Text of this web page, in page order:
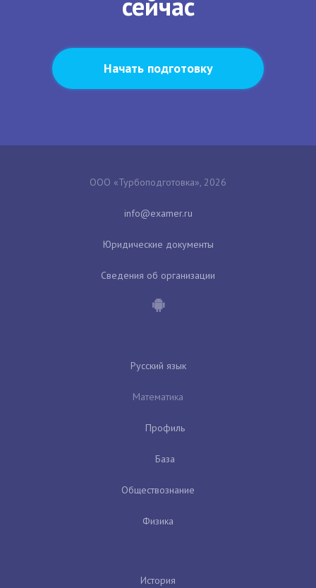
Начать подготовку
ООО «Турбоподготовка», 2026
Юридические документы
Сведения об организации
Русский язык
Математика
Профиль
База
Обществознание
Физика
История